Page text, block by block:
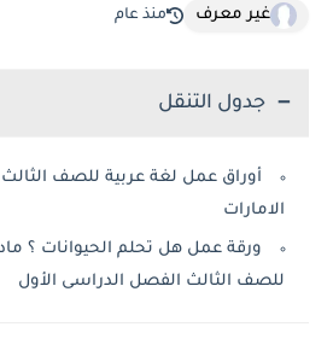
غير معرف منذ عام
جدول التنقل
أوراق عمل لغة عربية للصف
الامارات
ورقة عمل هل تحلم الحيوانات ؟
للصف الثالث الفصل الدراسى الأول